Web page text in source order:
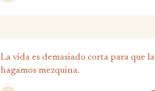
La vida es demasiado corta para que la
hagamos mezquina.